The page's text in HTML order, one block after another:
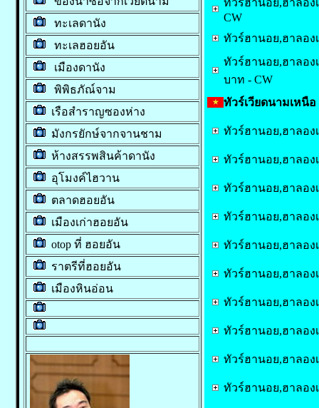
ทะเลดานัง
ทะเลฮอยอัน
เมืองดานัง
พิพิธภัณ์จาม
เรือสำราญซองห่าง
มังกรยักษ์จากจานชาม
ห้างสรรพสินค้าดานัง
อุโมงค์ไฮวาน
ตลาดฮอยอัน
เมืองเก่าฮอยอัน
otop ที่ ฮอยอัน
ราตรีที่ฮอยอัน
เมืองหินอ่อน
CW
ทัวร์ฮานอย,ฮาลอง
ทัวร์ฮานอย,ฮาลองเ
บาท - CW
ทัวร์เวียดนามเหนื
ทัวร์ฮานอย,ฮาลอง
ทัวร์ฮานอย,ฮาลองเ
ทัวร์ฮานอย,ฮาลอง
ทัวร์ฮานอย,ฮาลองเ
ทัวร์ฮานอย,ฮาลอง
ทัวร์ฮานอย,ฮาลอง
ทัวร์ฮานอย,ฮาลอง
ทัวร์ฮานอย,ฮาลอง
ทัวร์ฮานอย,ฮาลอง
ทัวร์ฮานอย,ฮาลอง